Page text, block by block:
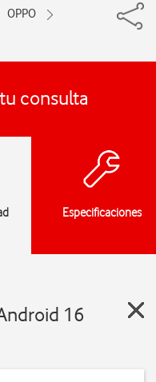
OPPO
consulta
Especificaciones
16